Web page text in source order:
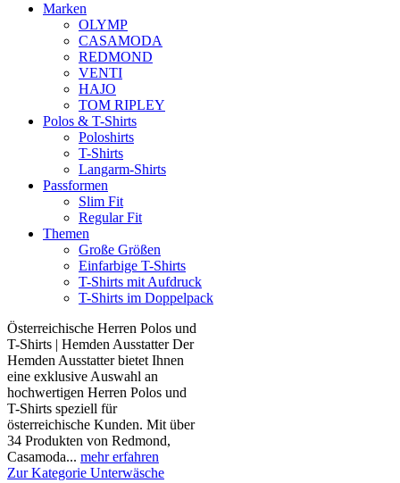
Marken
OLYMP
CASAMODA
REDMOND
VENTI
HAJO
TOM RIPLEY
Polos & T-Shirts
Poloshirts
T-Shirts
Langarm-Shirts
Passformen
Slim Fit
Regular Fit
Themen
Große Größen
Einfarbige T-Shirts
T-Shirts mit Aufdruck
T-Shirts im Doppelpack
Österreichische Herren Polos und
T-Shirts | Hemden Ausstatter Der
Hemden Ausstatter bietet Ihnen
eine exklusive Auswahl an
hochwertigen Herren Polos und
T-Shirts speziell für
österreichische Kunden. Mit über
34 Produkten von Redmond,
Casamoda... mehr erfahren
Zur Kategorie Unterwäsche